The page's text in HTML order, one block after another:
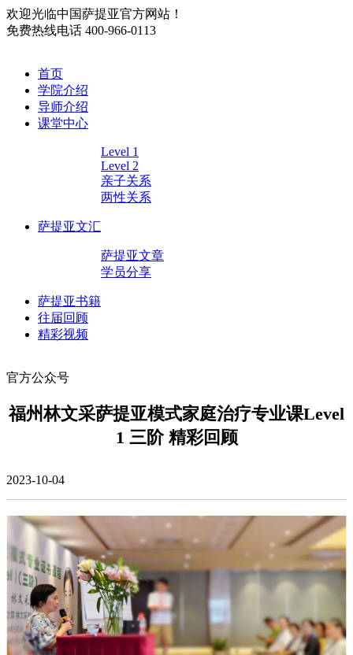
欢迎光临中国萨提亚官方网站！
免费热线电话 400-966-0113
首页
学院介绍
导师介绍
课堂中心
Level 1
Level 2
亲子关系
两性关系
萨提亚文汇
萨提亚文章
学员分享
萨提亚书籍
往届回顾
精彩视频
官方公众号
福州林文采萨提亚模式家庭治疗专业课Level
1 三阶 精彩回顾
2023-10-04